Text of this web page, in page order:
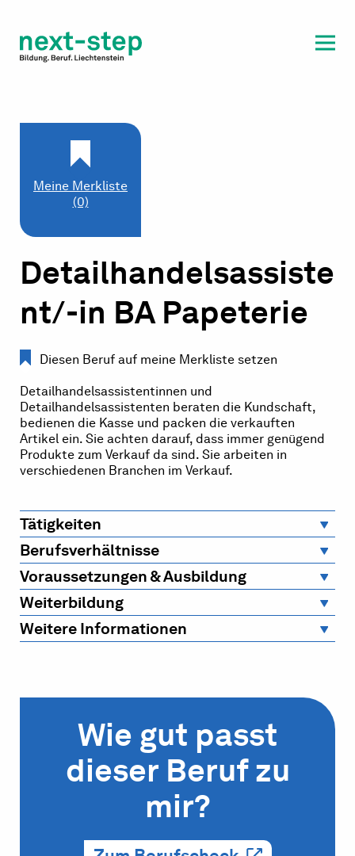
Beratung & Unterstützung
Meine Merkliste
(0)
Detailhandelsassiste
nt/-in BA Papeterie
Diesen Beruf auf meine Merkliste setzen
Detailhandelsassistentinnen und
Detailhandelsassistenten beraten die Kundschaft,
bedienen die Kasse und packen die verkauften
Artikel ein. Sie achten darauf, dass immer genügend
Produkte zum Verkauf da sind. Sie arbeiten in
verschiedenen Branchen im Verkauf.
Tätigkeiten
Berufsverhältnisse
Voraussetzungen & Ausbildung
Weiterbildung
Weitere Informationen
Wie gut passt
dieser Beruf zu
mir?